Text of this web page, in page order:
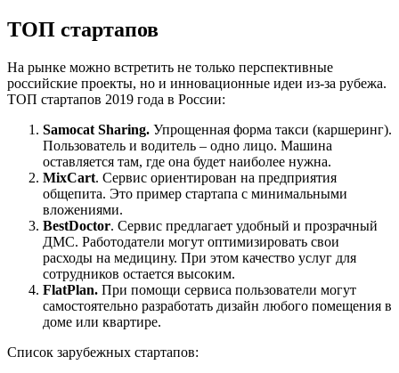
ТОП стартапов
На рынке можно встретить не только перспективные
российские проекты, но и инновационные идеи из-за рубежа.
ТОП стартапов 2019 года в России:
Samocat Sharing. Упрощенная форма такси (каршеринг).
Пользователь и водитель – одно лицо. Машина
оставляется там, где она будет наиболее нужна.
MixCart. Сервис ориентирован на предприятия
общепита. Это пример стартапа с минимальными
вложениями.
BestDoctor. Сервис предлагает удобный и прозрачный
ДМС. Работодатели могут оптимизировать свои
расходы на медицину. При этом качество услуг для
сотрудников остается высоким.
FlatPlan. При помощи сервиса пользователи могут
самостоятельно разработать дизайн любого помещения в
доме или квартире.
Список зарубежных стартапов: